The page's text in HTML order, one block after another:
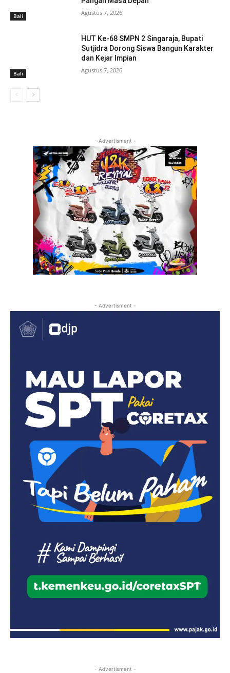
Bali Agustus 7, 2026
Bali
HUT Ke-68 SMPN 2 Singaraja, Bupati
Sutjidra Dorong Siswa Bangun Karakter
dan Kejar Impian
Agustus 7, 2026
- Advertisment -
- Advertisment -
- Advertisment -